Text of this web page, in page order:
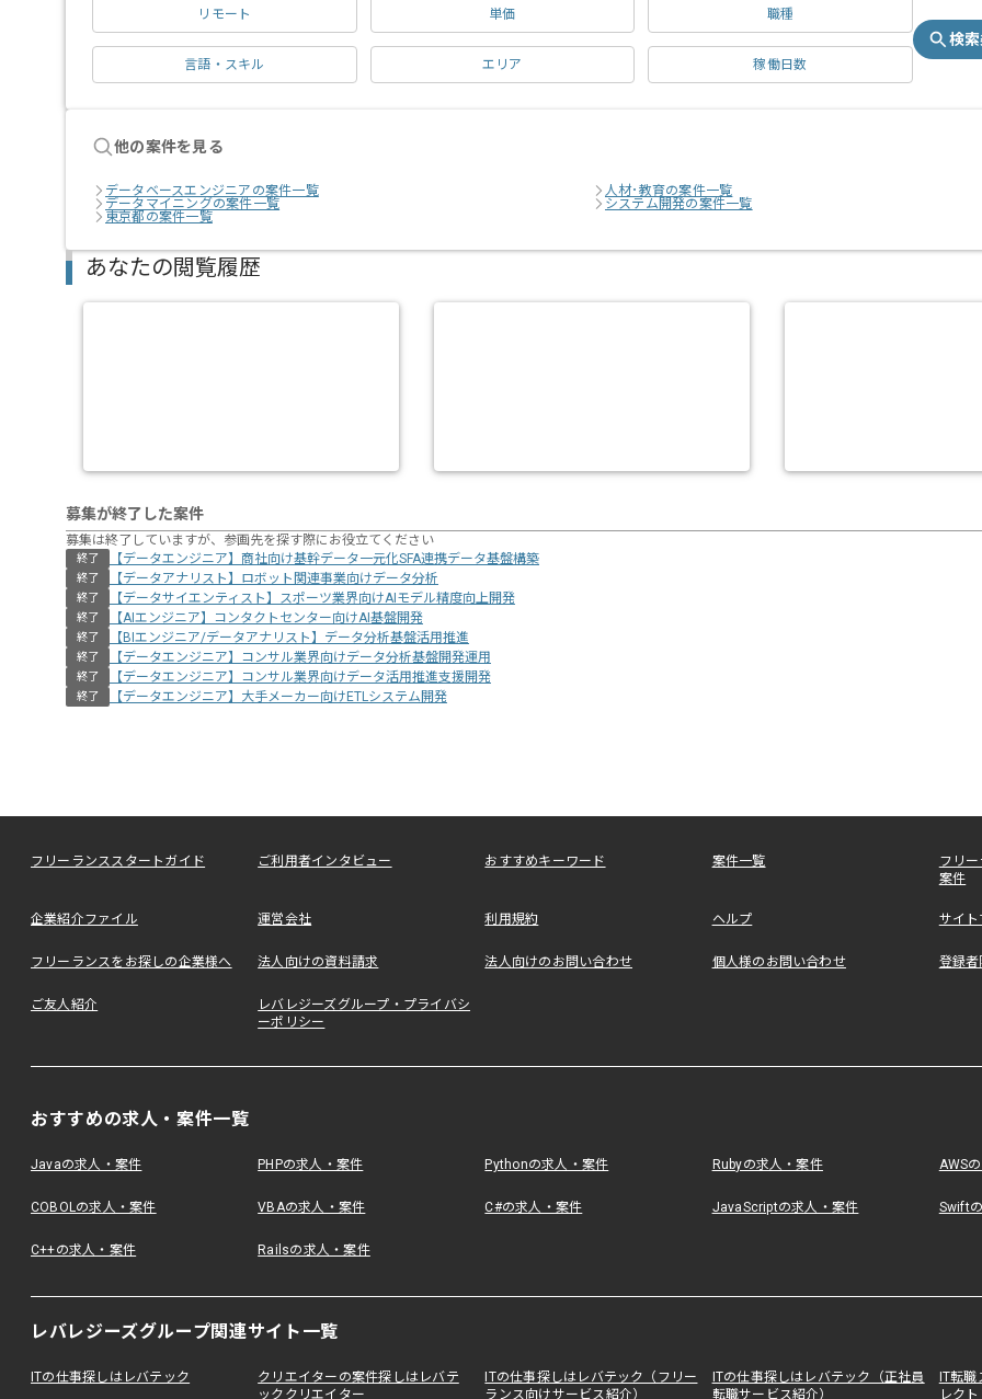
リモート 単価 職種
言語・スキル エリア 稼働日数
検
他の案件を見る
データベースエンジニアの案件一覧
人材･教育の案件一覧
データマイニングの案件一覧
システム開発の案件一覧
東京都の案件一覧
あなたの閲覧履歴
募集が終了した案件
募集は終了していますが、参画先を探す際にお役立てください
終了 【データエンジニア】商社向け基幹データ一元化SFA連携データ基盤構築
終了 【データアナリスト】ロボット関連事業向けデータ分析
終了 【データサイエンティスト】スポーツ業界向けAIモデル精度向上開発
終了 【AIエンジニア】コンタクトセンター向けAI基盤開発
終了 【BIエンジニア/データアナリスト】データ分析基盤活用推進
終了 【データエンジニア】コンサル業界向けデータ分析基盤開発運用
終了 【データエンジニア】コンサル業界向けデータ活用推進支援開発
終了 【データエンジニア】大手メーカー向けETLシステム開発
フリーランススタートガイド ご利用者インタビュー おすすめキーワード 案件一覧
フリ
案件
企業紹介ファイル 運営会社 利用規約 ヘルプ サイ
フリーランスをお探しの企業様へ 法人向けの資料請求 法人向けのお問い合わせ 個人様のお問い合わせ 登録
ご友人紹介
レバレジーズグループ・プライバシ
ーポリシー
おすすめの求人・案件一覧
Javaの求人・案件 PHPの求人・案件 Pythonの求人・案件 Rubyの求人・案件 AWS
COBOLの求人・案件 VBAの求人・案件 C#の求人・案件 JavaScriptの求人・案件 Swift
C++の求人・案件 Railsの求人・案件
レバレジーズグループ関連サイト一覧
ITの仕事探しはレバテック
クリエイターの案件探しはレバテ
ッククリエイター
ITの仕事探しはレバテック（フリー
ランス向けサービス紹介）
ITの仕事探しはレバテック（正社員
転職サービス紹介）
IT転
レクト